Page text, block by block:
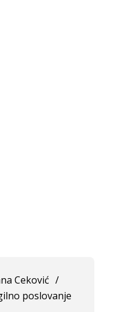
Ceković /
poslovanje